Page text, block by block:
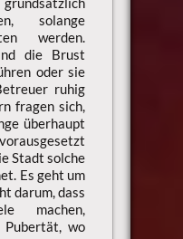
solange
werden.
die Brust
oder sie
ruhig
fragen sich,
überhaupt
Stadt solche
Es geht um
darum, dass
machen,
wo